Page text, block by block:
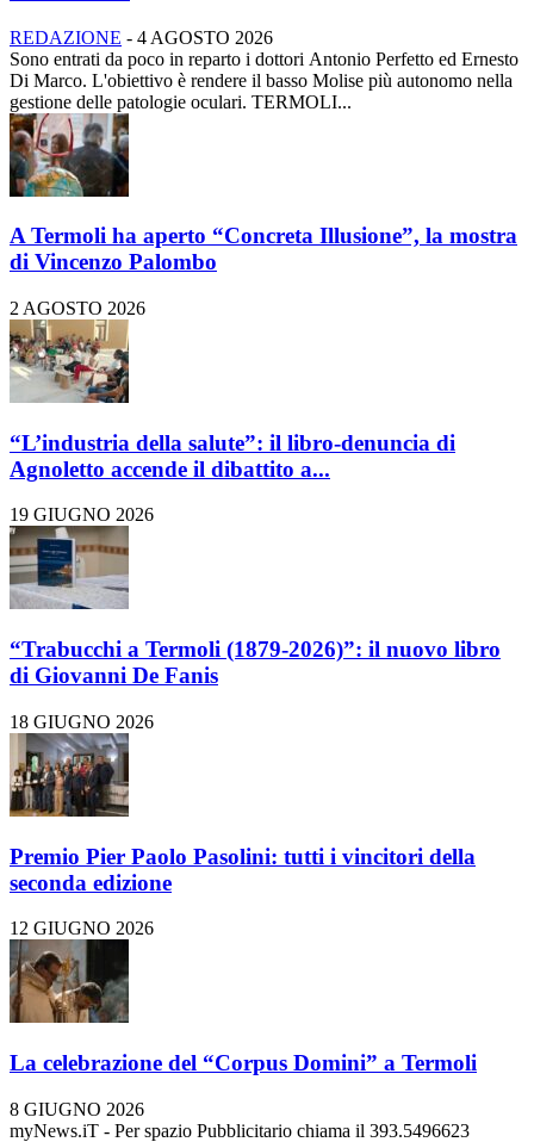
REDAZIONE - 4 AGOSTO 2026
Sono entrati da poco in reparto i dottori Antonio Perfetto ed Ernesto
Di Marco. L'obiettivo è rendere il basso Molise più autonomo nella
gestione delle patologie oculari. TERMOLI...
A Termoli ha aperto “Concreta Illusione”, la mostra
di Vincenzo Palombo
2 AGOSTO 2026
“L’industria della salute”: il libro-denuncia di
Agnoletto accende il dibattito a...
19 GIUGNO 2026
“Trabucchi a Termoli (1879-2026)”: il nuovo libro
di Giovanni De Fanis
18 GIUGNO 2026
Premio Pier Paolo Pasolini: tutti i vincitori della
seconda edizione
12 GIUGNO 2026
La celebrazione del “Corpus Domini” a Termoli
8 GIUGNO 2026
myNews.iT - Per spazio Pubblicitario chiama il 393.5496623